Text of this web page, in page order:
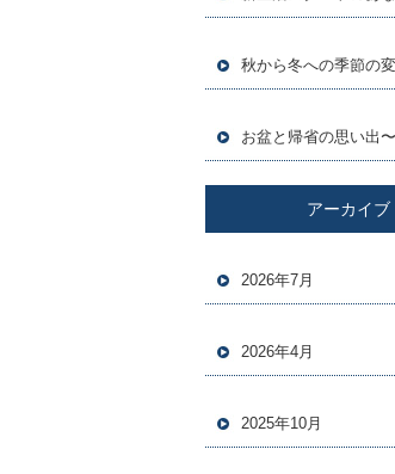
アーカイブ
2026年7月
2026年4月
2025年10月